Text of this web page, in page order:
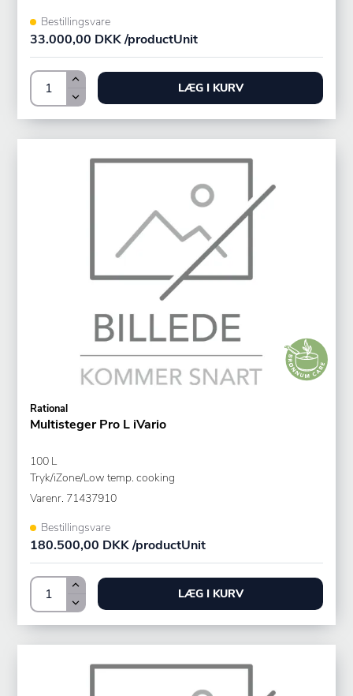
Bestillingsvare
33.000,00 DKK /productUnit
LÆG I KURV
Rational
Multisteger Pro L iVario
100 L
Tryk/iZone/Low temp. cooking
Varenr. 71437910
Bestillingsvare
180.500,00 DKK /productUnit
LÆG I KURV